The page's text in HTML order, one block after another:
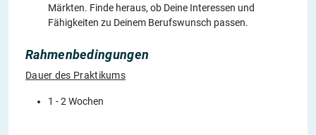
Märkten. Finde heraus, ob Deine Interessen und
Fähigkeiten zu Deinem Berufswunsch passen.
Rahmenbedingungen
Dauer des Praktikums
1 - 2 Wochen